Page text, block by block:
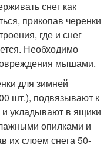
снег как
прикопав черенки
где и снег
Необходимо
мышами.
для зимней
шт.), подвязывают к
и укладывают в ящики
опилками и
их слоем снега 50-